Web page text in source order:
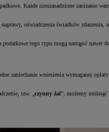
Każde nieuzasadnione zaniżanie
oświadczenia świadków
podatkowe tego typu mogą nastąpić nawet
zaniechanie wniesienia wymaganej
tzw. „czynny żal”, możemy uniknąć